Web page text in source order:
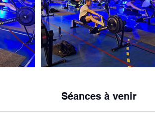
Séances à venir